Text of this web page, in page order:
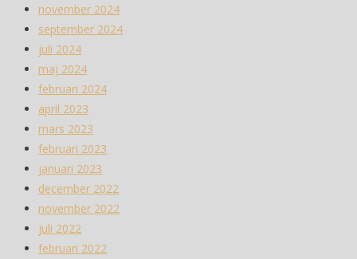
november 2024
september 2024
juli 2024
maj 2024
februari 2024
april 2023
mars 2023
februari 2023
januari 2023
december 2022
november 2022
juli 2022
februari 2022